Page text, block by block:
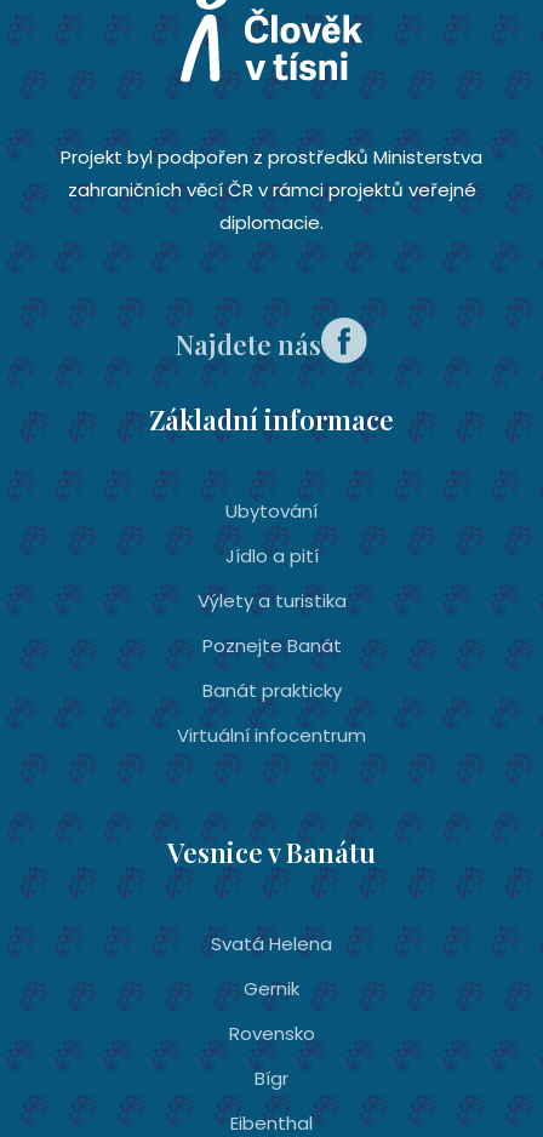
Projekt byl podpořen z prostředků Ministerstva
zahraničních věcí ČR v rámci projektů veřejné
diplomacie.
Najdete nás
Základní informace
Ubytování­
Jídlo a pití
Výlety a turistika
Poznejte Banát
Banát prakticky
Virtuální infocentrum
Vesnice v Banátu
Svatá Helena
Gernik
Rovensko
Bígr
Eibenthal